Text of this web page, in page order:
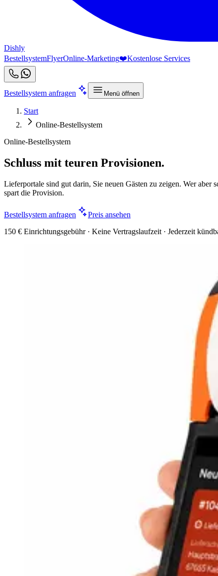
Dishly
BestellsystemFlyerOnline-Marketing❤️Kostenlose Services
Bestellsystem anfragen Menü öffnen
Start
Online-Bestellsystem
Online-Bestellsystem
Schluss mit teuren Provisionen.
Lieferportale sind gut darin, Sie neuen Gästen zu zeigen. Wer
spart die Provision.
Bestellsystem anfragen
Preis ansehen
150 € Einrichtungsgebühr · Keine Vertragslaufzeit · Jederzeit